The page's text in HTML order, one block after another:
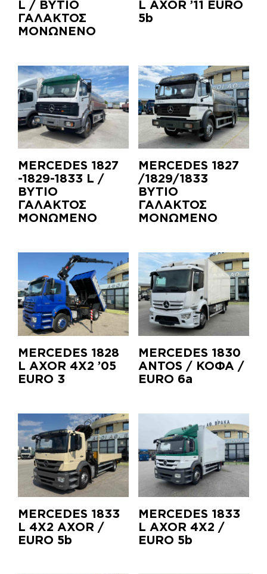
L / ΒΥΤΙΟ
ΓΑΛΑΚΤΟΣ
ΜΟΝΩΝΕΝΟ
L AXOR ’11 EURO
5b
MERCEDES 1827
-1829-1833 L /
ΒΥΤΙΟ
ΓΑΛΑΚΤΟΣ
ΜΟΝΩΜΕΝΟ
MERCEDES 1827
/1829/1833
ΒΥΤΙΟ
ΓΑΛΑΚΤΟΣ
ΜΟΝΩΜΕΝΟ
MERCEDES 1828
L AXOR 4X2 ’05
EURO 3
MERCEDES 1830
ANTOS / ΚΟΦΑ /
EURO 6a
MERCEDES 1833
L 4X2 AXOR /
EURO 5b
MERCEDES 1833
L AXOR 4X2 /
EURO 5b